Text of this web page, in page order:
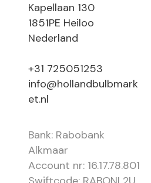
Kapellaan 130
1851PE Heiloo
Nederland
+31 725051253
info@hollandbulbmark
et.nl
Bank: Rabobank
Alkmaar
Account nr: 16.17.78.801